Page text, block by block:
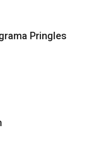
Pringles